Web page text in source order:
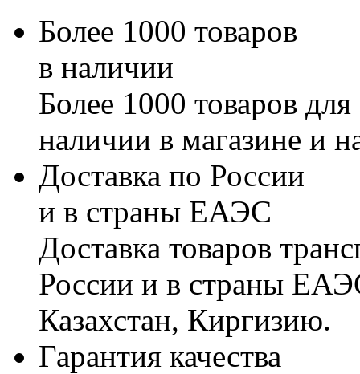
Более 1000 товаров
в наличии
Более 1000 товаров
наличии в магазине и
Доставка по России
и в страны ЕАЭС
Доставка товаров
России и в страны
Казахстан, Киргизию.
Гарантия качества